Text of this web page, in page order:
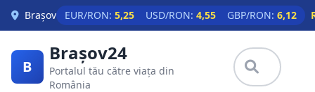
Skip to main content
Brașov EUR/RON: 5,25 USD/RON: 4,55 GBP/RON: 6,12
B
Brașov24
Portalul tău către viața din
România